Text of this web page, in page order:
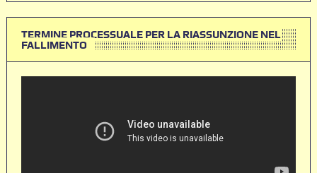
TERMINE PROCESSUALE PER LA RIASSUNZIONE NEL
FALLIMENTO